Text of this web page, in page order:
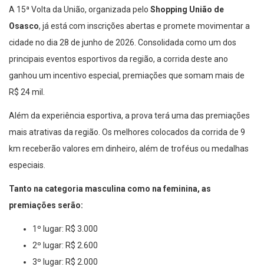
A 15ª Volta da União, organizada pelo Shopping União de
Osasco, já está com inscrições abertas e promete movimentar a
cidade no dia 28 de junho de 2026. Consolidada como um dos
principais eventos esportivos da região, a corrida deste ano
ganhou um incentivo especial, premiações que somam mais de
R$ 24 mil.
Além da experiência esportiva, a prova terá uma das premiações
mais atrativas da região. Os melhores colocados da corrida de 9
km receberão valores em dinheiro, além de troféus ou medalhas
especiais.
Tanto na categoria masculina como na feminina, as
premiações serão:
1º lugar: R$ 3.000
2º lugar: R$ 2.600
3º lugar: R$ 2.000